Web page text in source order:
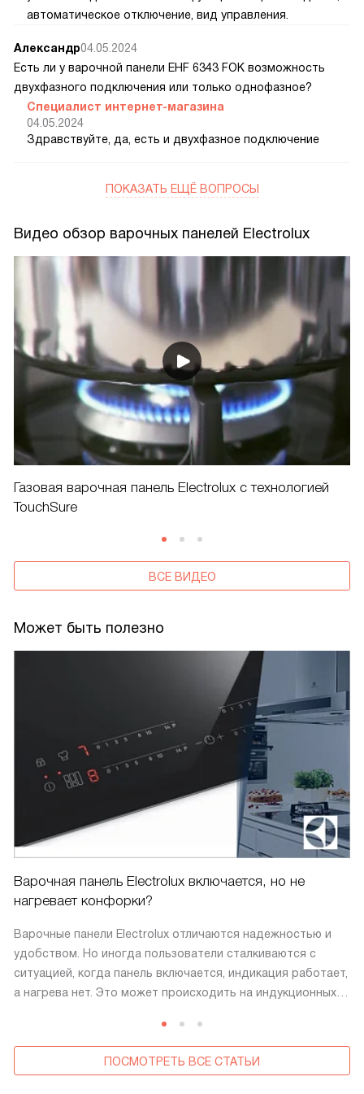
автоматическое отключение, вид управления.
Александр04.05.2024
Есть ли у варочной панели EHF 6343 FOK возможность
двухфазного подключения или только однофазное?
Специалист интернет-магазина
04.05.2024
Здравствуйте, да, есть и двухфазное подключение
ПОКАЗАТЬ ЕЩЁ ВОПРОСЫ
Видео обзор варочных панелей Electrolux
Газовая варочная панель Electrolux с технологией
TouchSure
ВСЕ ВИДЕО
Может быть полезно
Варочная панель Electrolux включается, но не
нагревает конфорки?
Варочные панели Electrolux отличаются надежностью и
удобством. Но иногда пользователи сталкиваются с
ситуацией, когда панель включается, индикация работает,
а нагрева нет. Это может происходить на индукционных,
отображает мощность. Однако конфорка остается
холодной.
ПОСМОТРЕТЬ ВСЕ СТАТЬИ